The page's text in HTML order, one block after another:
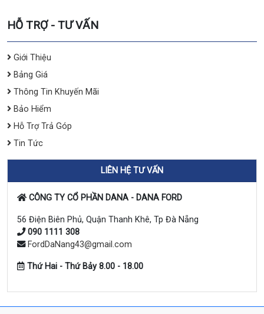
HỖ TRỢ - TƯ VẤN
Giới Thiệu
Bảng Giá
Thông Tin Khuyến Mãi
Bảo Hiểm
Hỗ Trợ Trả Góp
Tin Tức
LIÊN HỆ TƯ VẤN
CÔNG TY CỔ PHẦN DANA - DANA FORD
56 Điện Biên Phủ, Quận Thanh Khê, Tp Đà Nẵng
090 1111 308
FordDaNang43@gmail.com
Thứ Hai - Thứ Bảy 8.00 - 18.00